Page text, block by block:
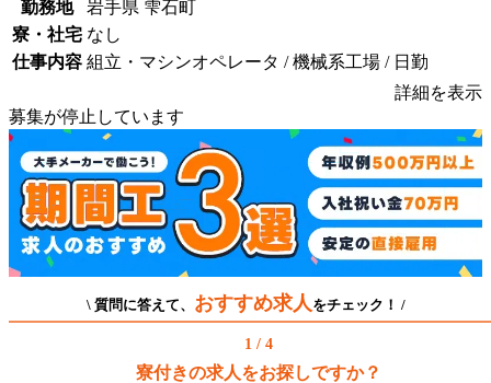
勤務地
岩手県 雫石町
寮・社宅 なし
仕事内容 組立・マシンオペレータ / 機械系工場 / 日勤
詳細を表示
募集が停止しています
\ 質問に答えて、 おすすめ求人 をチェック！ /
1 / 4
寮付きの求人をお探しですか？